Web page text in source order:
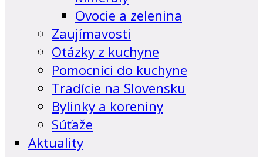
Ovocie a zelenina
Zaujímavosti
Otázky z kuchyne
Pomocníci do kuchyne
Tradície na Slovensku
Bylinky a koreniny
Súťaže
Aktuality